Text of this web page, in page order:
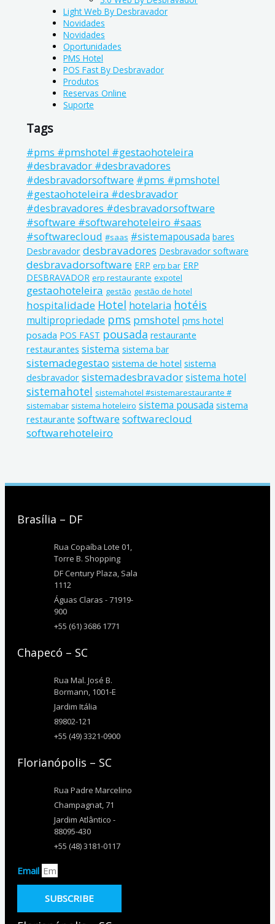
Light Web By Desbravador
Novidades
Novidades
Oportunidades
PMS Hotel
POS Fast By Desbravador
Produtos
Reservas Online
Suporte
Tags
#pms #pmshotel #gestaohoteleira
#desbravador #desbravadores
#desbravadorsoftware #pms #pmshotel
#gestaohoteleira #desbravador
#desbravadores #desbravadorsoftware
#software #softwarehoteleiro #saas
#softwarecloud #saas #sistemapousada bares
Desbravador desbravadores Desbravador software
desbravadorsoftware ERP erp bar ERP
DESBRAVADOR erp restaurante expotel
gestaohoteleira gestão gestão de hotel
hospitalidade Hotel hotelaria hotéis
multipropriedade pms pmshotel pms hotel
posada POS FAST pousada restaurante
restaurantes sistema sistema bar
sistemadegestao sistema de hotel sistema
desbravador sistemadesbravadorsistema hotel
sistemahotel sistemahotel #sistemarestaurante #
sistemabar sistema hoteleiro sistema pousada sistema
restaurante softwaresoftwarecloud
softwarehoteleiro
Brasília – DF
Rua Copaíba Lote 01,
Torre B. Shopping
DF Century Plaza, Sala
1112
Águas Claras - 71919-
900
+55 (61) 3686 1771
Chapecó – SC
Rua Mal. José B.
Bormann, 1001-E
Jardim Itália
89802-121
+55 (49) 3321-0900
Florianópolis – SC
Rua Padre Marcelino
Champagnat, 71
Jardim Atlântico -
88095-430
+55 (48) 3181-0117
Email
SUBSCRIBE